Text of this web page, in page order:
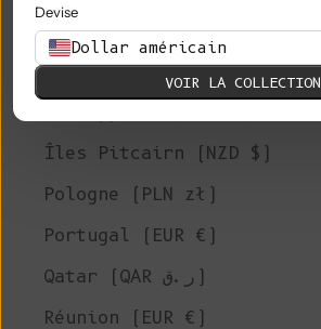
Paraguay (PYG ₲)
Pérou (PEN S/)
Îles Pitcairn (NZD $)
Pologne (PLN zł)
Portugal (EUR €)
Qatar (QAR ر.ق)
Réunion (EUR €)
Devise
Dollar américain
VOIR LA COLLECTION